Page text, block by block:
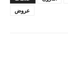
عروض